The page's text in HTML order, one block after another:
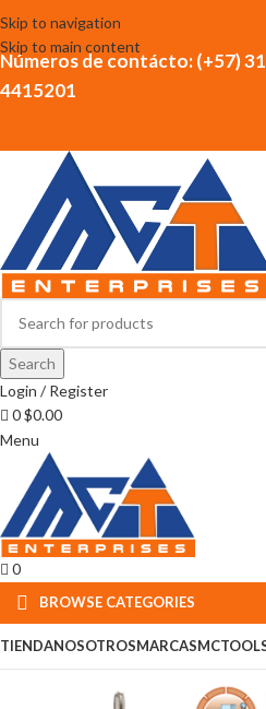
Skip to navigation
Skip to main content
Números de contácto: (+57)
4415201
Search
Login / Register
0$0.00
Menu
0
BROWSE CATEGORIES
TIENDANOSOTROSMARCAS